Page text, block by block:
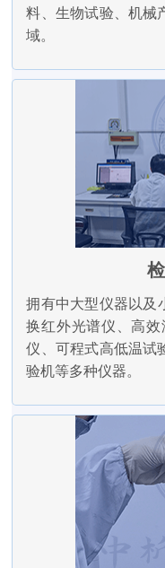
料、生物试验、机械
域。
拥有中大型仪器以及
换红外光谱仪、高
仪、可程式高低温试
验机等多种仪器。